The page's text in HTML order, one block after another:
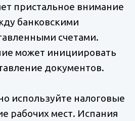
пристальное внимание
банковскими
счетами.
может инициировать
документов.
используйте налоговые
рабочих мест. Испания